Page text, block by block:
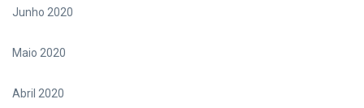
Junho 2020
Maio 2020
Abril 2020